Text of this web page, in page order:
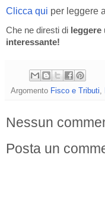
Clicca qui per leggere
Che ne diresti di leggere
interessante!
Argomento Fisco e Tributi
Nessun
Posta un